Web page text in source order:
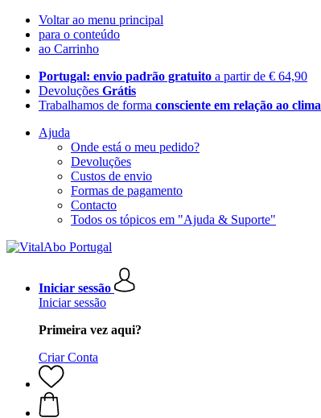
Voltar ao menu principal
para o conteúdo
ao Carrinho
Portugal: envio padrão gratuito a partir de € 64,90
Devoluções Grátis
Trabalhamos de forma consciente em relação ao clima
Ajuda
Onde está o meu pedido?
Devoluções
Custos de envio
Formas de pagamento
Contacto
Todos os tópicos em "Ajuda & Suporte"
Iniciar sessão
Iniciar sessão
Primeira vez aqui?
Criar Conta